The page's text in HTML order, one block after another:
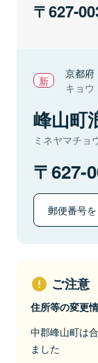
627-
京都府
キョウ
峰山町
ミネヤマチョ
627-
郵便番号
ご注意
住所等の変更
中郡峰山町は
ました